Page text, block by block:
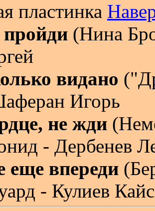
пластинка
(Нина
видано
Игорь
не жди
- Дербенев
еще впереди
- Кулиев